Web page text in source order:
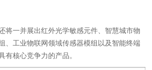
将一并展出红外光学敏感元件、智慧城市物
、工业物联网领域传感器模组以及智能终端
有核心竞争力的产品。